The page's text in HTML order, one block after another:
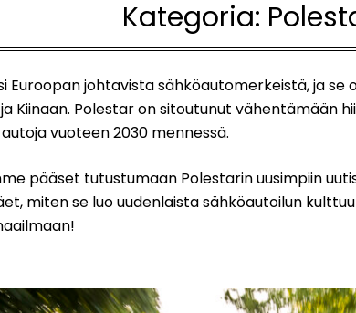
Kategoria:
Euroopan johtavista sähköautomerkeistä, ja
Kiinaan. Polestar on sitoutunut vähentämään
vuoteen 2030 mennessä.
pääset tutustumaan Polestarin uusimpiin
miten se luo uudenlaista sähköautoilun